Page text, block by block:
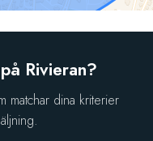
Rivieran?
matchar dina kriterier